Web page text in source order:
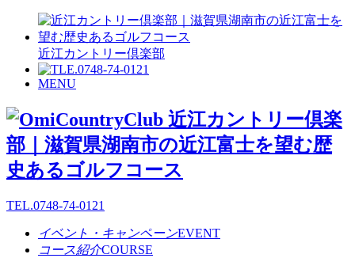
近江カントリー倶楽部
MENU
TEL.0748-74-0121
イベント・キャンペーンEVENT
コース紹介COURSE